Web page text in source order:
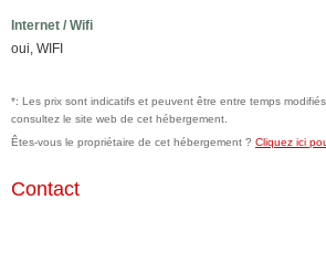
Internet / Wifi
oui, WIFI
*: Les prix sont indicatifs et peuvent être entre temps
consultez le site web de cet hébergement.
Êtes-vous le propriétaire de cet hébergement ? Cliquez ici
Contact